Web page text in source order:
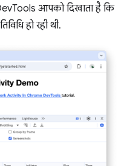
आपको दिखाता है कि
हो रही थी.